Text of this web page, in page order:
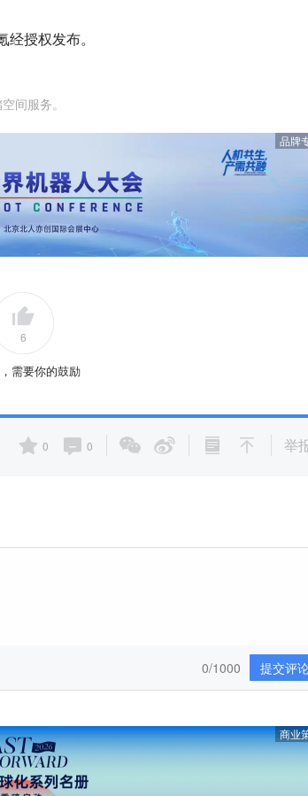
经授权发布。
间服务。
品牌
6
需要你的鼓励
0 0 举
提交评
0/1000
商业